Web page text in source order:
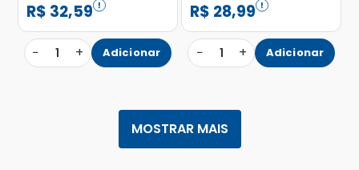
R$ 32,59
− 1 + Adicionar
R$ 28,99
− 1 + Adicionar
MOSTRAR MAIS